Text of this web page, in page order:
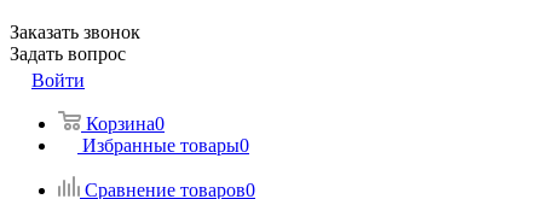
Заказать звонок
Задать вопрос
Войти
Корзина0
Избранные товары0
Сравнение товаров0